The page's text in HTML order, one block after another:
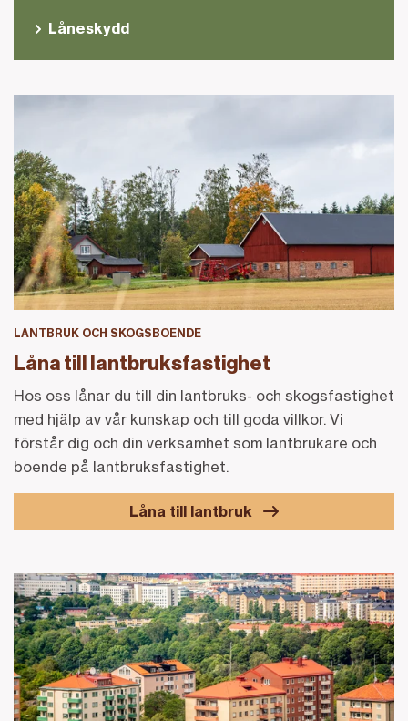
Låneskydd
LANTBRUK OCH SKOGSBOENDE
Låna till lantbruksfastighet
Hos oss lånar du till din lantbruks- och skogsfastighet
med hjälp av vår kunskap och till goda villkor. Vi
förstår dig och din verksamhet som lantbrukare och
boende på lantbruksfastighet.
Låna till lantbruk